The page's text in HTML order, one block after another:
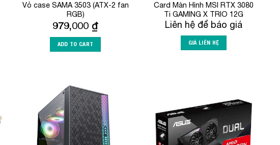
Vỏ case SAMA 3503 (ATX-2 fan
RGB)
979,000 ₫
ADD TO CART
Card Màn Hình MSI RTX 3080
Ti GAMING X TRIO 12G
Liên hệ để báo giá
GIÁ LIÊN HỆ
Add to
Wishlist
Add to
Wishlist